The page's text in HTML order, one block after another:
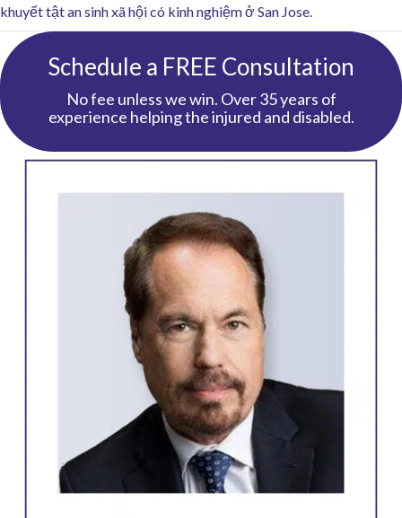
khuyết tật an sinh xã hội có kinh nghiệm ở San Jose.
Schedule a FREE Consultation
No fee unless we win. Over 35 years of
experience helping the injured and disabled.